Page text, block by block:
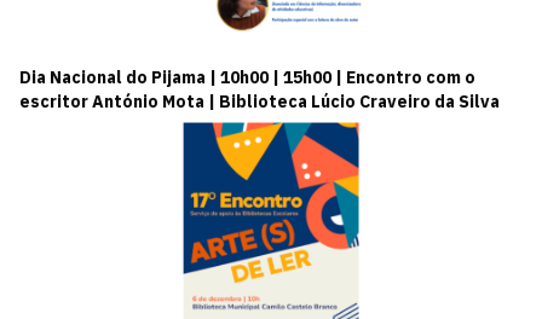
Dia Nacional do Pijama | 10h00 | 15h00 | Encontro com o
escritor António Mota | Biblioteca Lúcio Craveiro da Silva